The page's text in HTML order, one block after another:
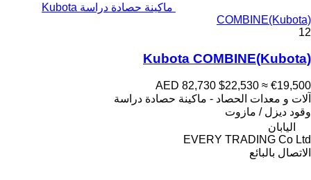
ماكينة حصادة دراسة Kubota
COMBINE(Kubota)
12
Kubota COMBINE(Kubota)
AED 82,730 $22,530 ≈ €19,500
آلات و معدات الحصاد - ماكينة حصادة دراسة
وقود ديزل / مازوت
اليابان
EVERY TRADING Co Ltd
الاتصال بالبائع